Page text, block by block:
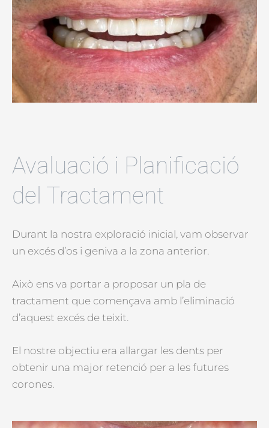
Avaluació i Planificació
del Tractament
Durant la nostra exploració inicial, vam observar
un excés d’os i geniva a la zona anterior.
Això ens va portar a proposar un pla de
tractament que començava amb l’eliminació
d’aquest excés de teixit.
El nostre objectiu era allargar les dents per
obtenir una major retenció per a les futures
corones.